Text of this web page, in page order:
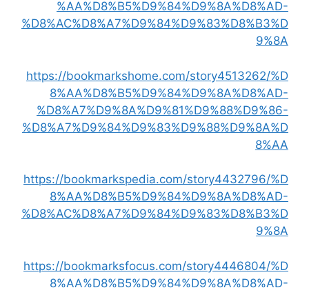
%AA%D8%B5%D9%84%D9%8A%D8%AD-
%D8%AC%D8%A7%D9%84%D9%83%D8%B3%D
9%8A
https://bookmarkshome.com/story4513262/%D
8%AA%D8%B5%D9%84%D9%8A%D8%AD-
%D8%A7%D9%8A%D9%81%D9%88%D9%86-
%D8%A7%D9%84%D9%83%D9%88%D9%8A%D
8%AA
https://bookmarkspedia.com/story4432796/%D
8%AA%D8%B5%D9%84%D9%8A%D8%AD-
%D8%AC%D8%A7%D9%84%D9%83%D8%B3%D
9%8A
https://bookmarksfocus.com/story4446804/%D
8%AA%D8%B5%D9%84%D9%8A%D8%AD-